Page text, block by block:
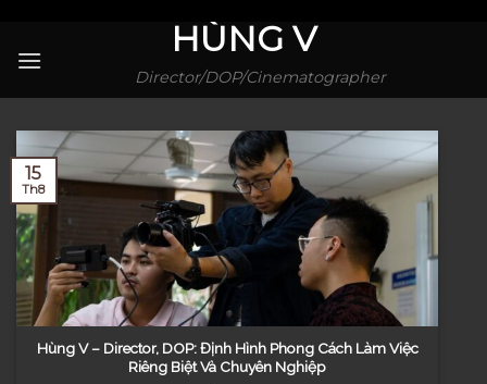
content
HÙNG V
Director/DOP/Cinematographer
Hùng V – Director, DOP: Định Hình Phong Cách Làm Việc
Riêng Biệt Và Chuyên Nghiệp
15
Th8